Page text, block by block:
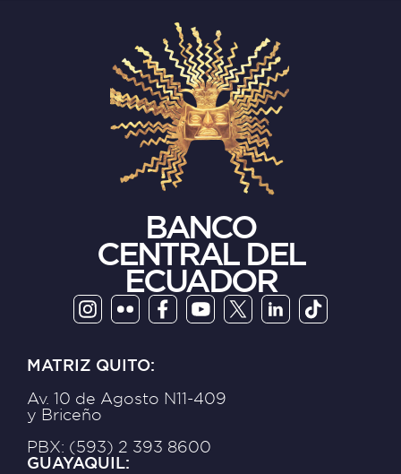
BANCO
CENTRAL DEL
ECUADOR
MATRIZ QUITO:
Av. 10 de Agosto N11-409
y Briceño
PBX: (593) 2 393 8600
GUAYAQUIL: